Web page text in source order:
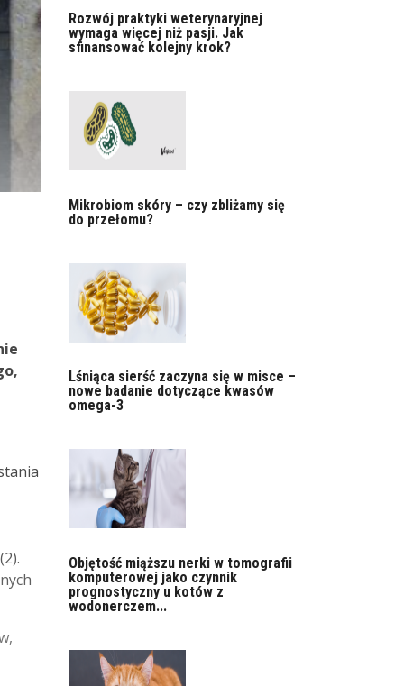
Rozwój praktyki weterynaryjnej
wymaga więcej niż pasji. Jak
sfinansować kolejny krok?
Mikrobiom skóry – czy zbliżamy się
do przełomu?
Lśniąca sierść zaczyna się w misce –
nowe badanie dotyczące kwasów
omega-3
Objętość miąższu nerki w tomografii
komputerowej jako czynnik
prognostyczny u kotów z
wodonerczem...